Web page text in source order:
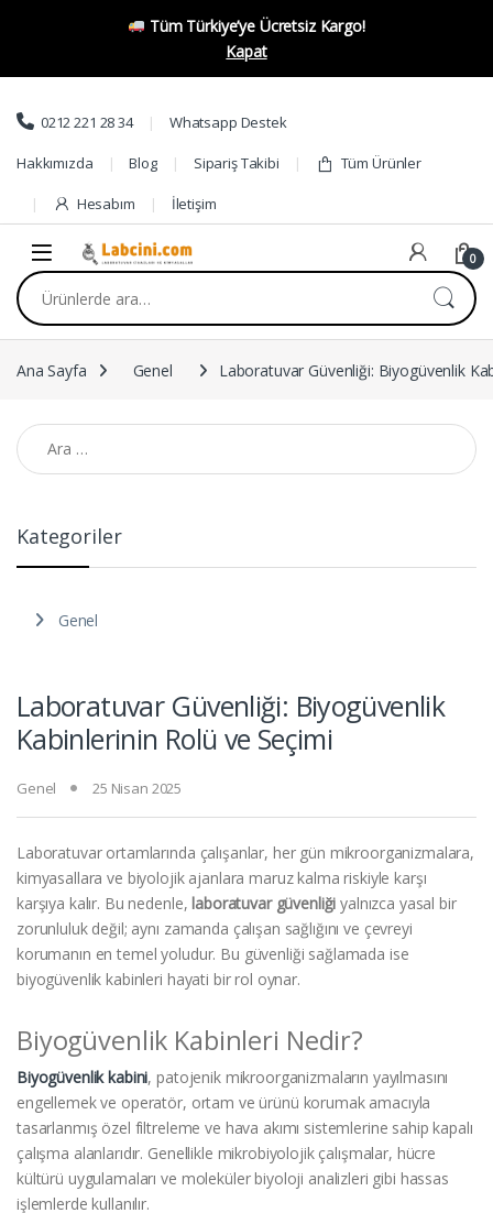
Tüm Türkiye’ye Ücretsiz Kargo!
Kapat
Skip to navigation
Skip to content
0212 221 28 34 Whatsapp Destek
Hakkımızda Blog Sipariş Takibi Tüm Ürünler
Hesabım İletişim
0
Ara:
Ana Sayfa Genel Laboratuvar Güvenliği: Biyogüvenlik
Laboratuvar Güvenliği: Biyogüvenlik
Kabinlerinin Rolü ve Seçimi
Genel 25 Nisan 2025
Laboratuvar ortamlarında çalışanlar, her gün mikroorganizmalara,
kimyasallara ve biyolojik ajanlara maruz kalma riskiyle karşı
karşıya kalır. Bu nedenle,laboratuvar güvenliği yalnızca yasal bir
zorunluluk değil; aynı zamanda çalışan sağlığını ve çevreyi
korumanın en temel yoludur. Bu güvenliği sağlamada ise
biyogüvenlik kabinleri hayati bir rol oynar.
Biyogüvenlik Kabinleri Nedir?
Biyogüvenlik kabini, patojenik mikroorganizmaların yayılmasını
engellemek ve operatör, ortam ve ürünü korumak amacıyla
tasarlanmış özel filtreleme ve hava akımı sistemlerine sahip kapalı
çalışma alanlarıdır. Genellikle mikrobiyolojik çalışmalar, hücre
kültürü uygulamaları ve moleküler biyoloji analizleri gibi hassas
işlemlerde kullanılır.
Arama:
Kategoriler
Genel